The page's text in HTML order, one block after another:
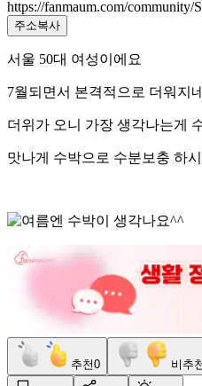
https://fanmaum.com/community/
주소복사
서울 50대 여성이에요
7월되면서 본격적으로 더워지
더위가 오니 가장 생각나는게
맛나게 수박으로 수분보충 하
추천0 비추